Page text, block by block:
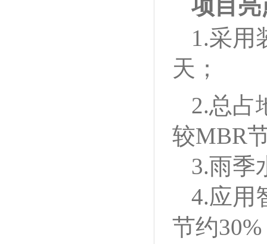
项目亮
1.采用
天；
2.总占
较MBR
3.雨季
4.应用
节约